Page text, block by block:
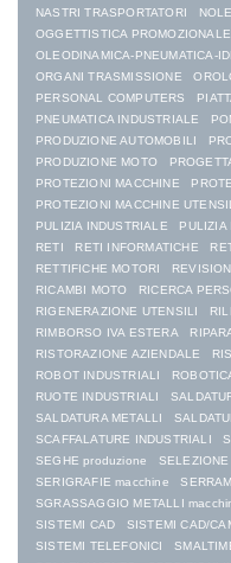
NASTRI TRASPORTATORI
OGGETTISTICA PROMOZIONALE
OLEODINAMICA-PNEUMATICA-
ORGANI TRASMISSIONE
PERSONAL COMPUTERS
PNEUMATICA INDUSTRIALE
PRODUZIONE AUTOMOBILI
PRODUZIONE MOTO
PROTEZIONI MACCHINE
PROTEZIONI MACCHINE
PULIZIA INDUSTRIALE
PULIZIA
RETI
RETI INFORMATICHE
RETTIFICHE MOTORI
RICAMBI MOTO
RICERCA
RIGENERAZIONE UTENSILI
RIMBORSO IVA ESTERA
RISTORAZIONE AZIENDALE
ROBOT INDUSTRIALI
RUOTE INDUSTRIALI
SALDATURA METALLI
SCAFFALATURE INDUSTRIALI
SEGHE produzione
SERIGRAFIE macchine
SGRASSAGGIO METALLI
SISTEMI CAD
SISTEMI CAD/
SISTEMI TELEFONICI